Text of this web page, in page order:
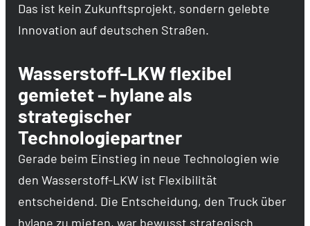
Das ist kein Zukunftsprojekt, sondern gelebte
Innovation auf deutschen Straßen.
Wasserstoff-LKW flexibel
gemietet – hylane als
strategischer
Technologiepartner
Gerade beim Einstieg in neue Technologien wie
den Wasserstoff-LKW ist Flexibilität
entscheidend. Die Entscheidung, den Truck über
hylane zu mieten, war bewusst strategisch.